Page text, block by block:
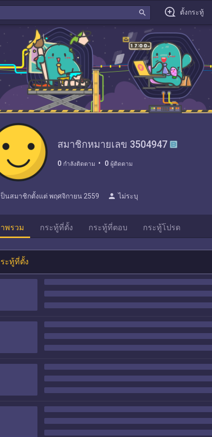
search ตั้งกระทู้
สมาชิกหมายเลข 3504947
0 กำลังติดตาม 0 ผู้ติดตาม
ป็นสมาชิกตั้งแต่ พฤศจิกายน 2559 person ไม่ระบุ
พรวม กระทู้ที่ตั้ง กระทู้ที่ตอบ กระทู้โปรด
ะทู้ที่ตั้ง